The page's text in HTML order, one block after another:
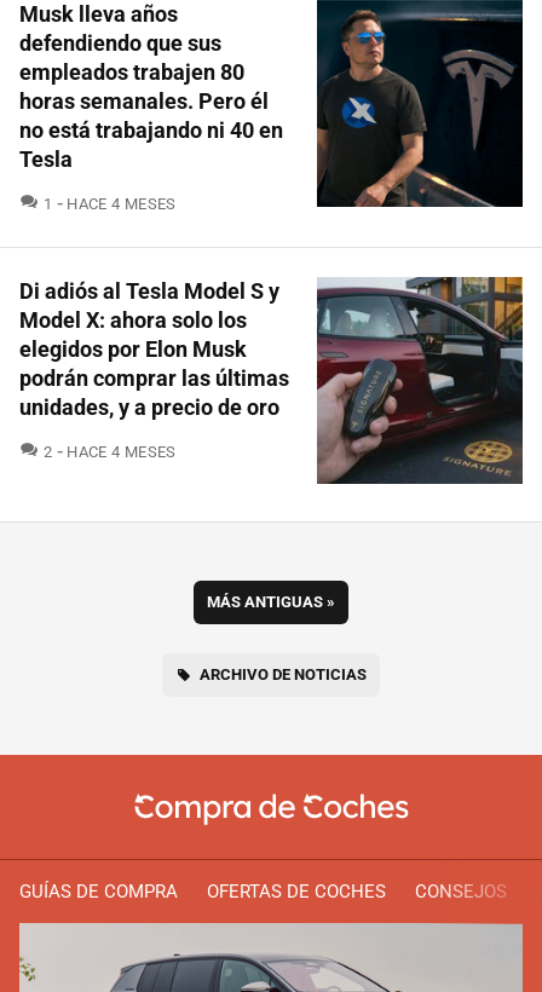
Musk lleva años
defendiendo que sus
empleados trabajen 80
horas semanales. Pero él
no está trabajando ni 40 en
Tesla
1 COMENTARIOS
HACE 4 MESES
Di adiós al Tesla Model S y
Model X: ahora solo los
elegidos por Elon Musk
podrán comprar las últimas
unidades, y a precio de oro
2 COMENTARIOS
HACE 4 MESES
MÁS ANTIGUAS »
ARCHIVO DE NOTICIAS
GUÍAS DE COMPRA OFERTAS DE COCHES CONSEJOS